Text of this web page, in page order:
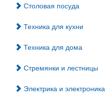
Столовая посуда
Техника для кухни
Техника для дома
Стремянки и лестницы
Электрика и электроника